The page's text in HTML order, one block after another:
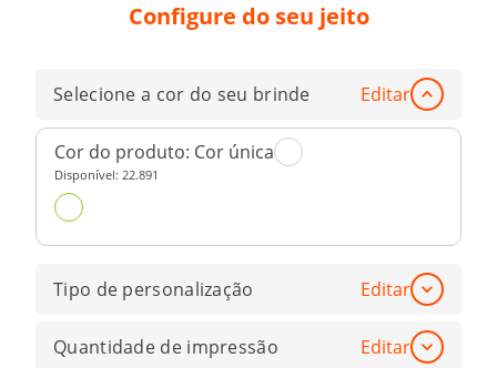
Configure do seu jeito
Selecione a cor do seu brinde Editar
Cor do produto: Cor única
Disponível: 22.891
Tipo de personalização Editar
Quantidade de impressão Editar